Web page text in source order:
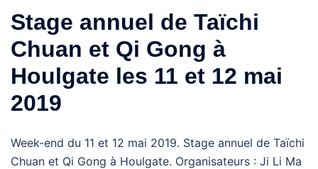
Stage annuel de Taïchi
Chuan et Qi Gong à
Houlgate les 11 et 12 mai
2019
Week-end du 11 et 12 mai 2019. Stage annuel de Taïchi
Chuan et Qi Gong à Houlgate. Organisateurs : Ji Li Ma